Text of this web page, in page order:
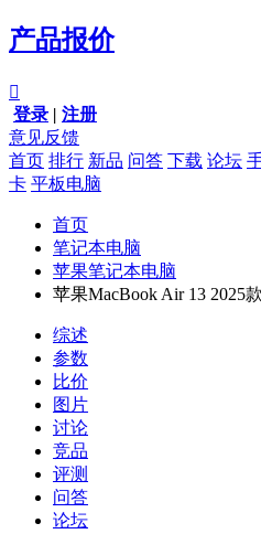
产品报价

登录 | 注册
意见反馈
首页 排行 新品 问答 下载 论坛
卡 平板电脑
首页
笔记本电脑
苹果笔记本电脑
苹果MacBook Air 13 2025
综述
参数
比价
图片
讨论
竞品
评测
问答
论坛